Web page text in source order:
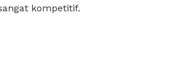
kompetitif.